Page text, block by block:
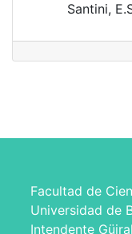
Santini,
Facultad de
Universidad de
Intendente